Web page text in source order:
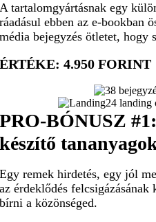
A tartalomgyártásnak egy
ráadásul ebben az e-bookban
média bejegyzés ötletet, hogy
ÉRTÉKE: 4.950 FORINT
PRO-BÓNUSZ #1:
készítő
Egy remek hirdetés, egy jól
az érdeklődés
bírni a közönséged.